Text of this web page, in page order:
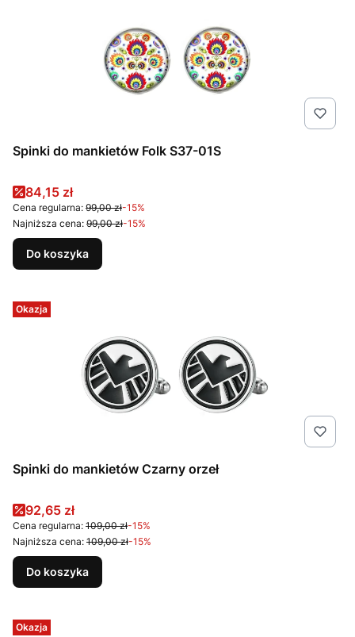
Spinki do mankietów Folk S37-01S
Cena promocyjna
84,15 zł
Cena regularna: 99,00 zł-15%
Najniższa cena: 99,00 zł-15%
Do koszyka
Okazja
Spinki do mankietów Czarny orzeł
Cena promocyjna
92,65 zł
Cena regularna: 109,00 zł-15%
Najniższa cena: 109,00 zł-15%
Do koszyka
Okazja